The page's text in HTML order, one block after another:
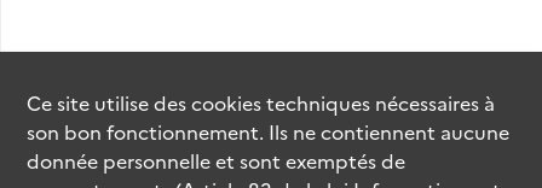
Ce site utilise descookiestechniques nécessaires à
son bon fonctionnement. Ils ne contiennent aucune
donnée personnelle et sont exemptés de